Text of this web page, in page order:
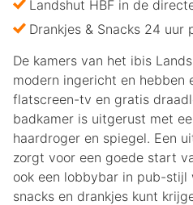
Landshut HBF in de
Drankjes & Snacks 24 uur
De kamers van het ibis
modern ingericht en hebben
flatscreen-tv en gratis
badkamer is uitgerust met
haardroger en spiegel. Een
zorgt voor een goede start
ook een lobbybar in pub-stijl
snacks en drankjes kunt